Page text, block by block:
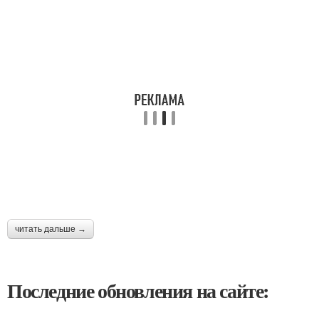
читать дальше →
Последние обновления на сайте: